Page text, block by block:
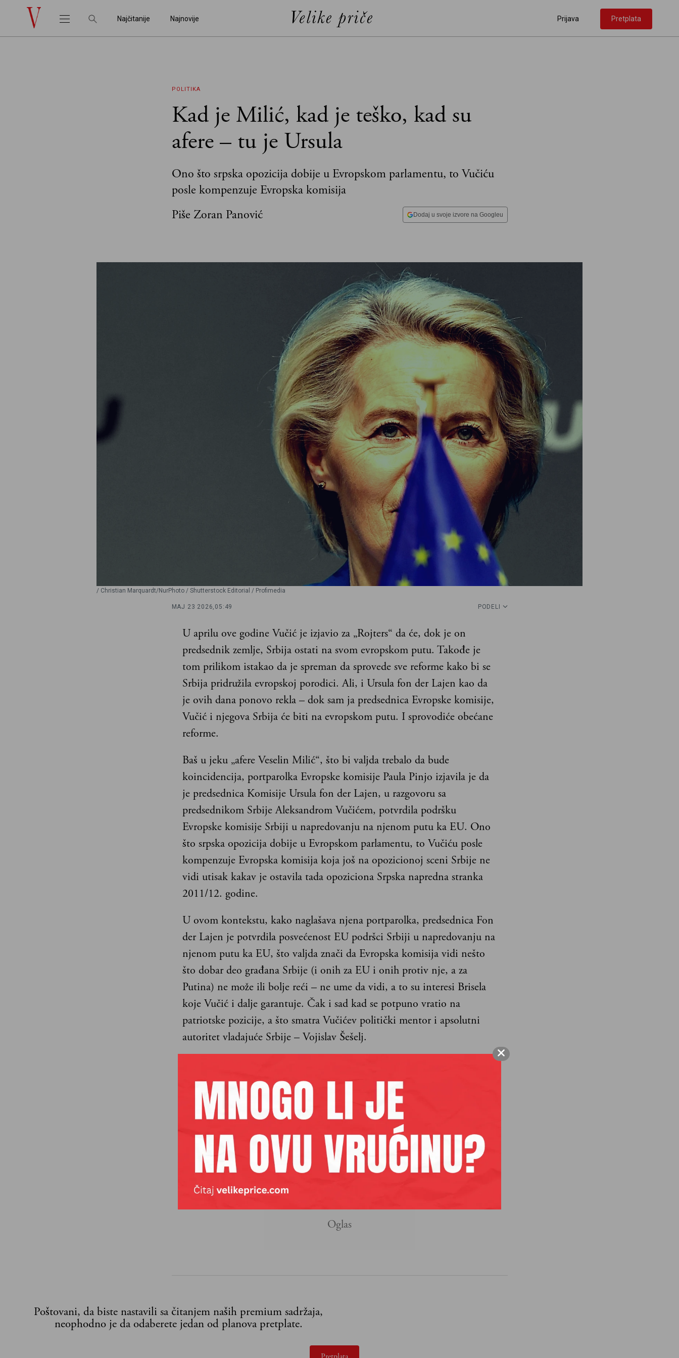
Najčitanije Najnovije Prijava Pretplata
POLITIKA
Kad je Milić, kad je teško, kad su
afere – tu je Ursula
Ono što srpska opozicija dobije u Evropskom parlamentu, to Vučiću
posle kompenzuje Evropska komisija
Piše Zoran Panović
Dodaj u svoje izvore na Googleu
/ Christian Marquardt/NurPhoto / Shutterstock Editorial / Profimedia
MAJ 23 2026, 05:49 PODELI
U aprilu ove godine Vučić je izjavio za „Rojters“ da će, dok je on
predsednik zemlje, Srbija ostati na svom evropskom putu. Takođe je
tom prilikom istakao da je spreman da sprovede sve reforme kako bi se
Srbija pridružila evropskoj porodici. Ali, i Ursula fon der Lajen kao da
je ovih dana ponovo rekla – dok sam ja predsednica Evropske komisije,
Vučić i njegova Srbija će biti na evropskom putu. I sprovodiće obećane
reforme.
Baš u jeku „afere Veselin Milić“, što bi valjda trebalo da bude
koincidencija, portparolka Evropske komisije Paula Pinjo izjavila je da
je predsednica Komisije Ursula fon der Lajen, u razgovoru sa
predsednikom Srbije Aleksandrom Vučićem, potvrdila podršku
Evropske komisije Srbiji u napredovanju na njenom putu ka EU. Ono
što srpska opozicija dobije u Evropskom parlamentu, to Vučiću posle
kompenzuje Evropska komisija koja još na opozicionoj sceni Srbije ne
vidi utisak kakav je ostavila tada opoziciona Srpska napredna stranka
2011/12. godine.
U ovom kontekstu, kako naglašava njena portparolka, predsednica Fon
der Lajen je potvrdila posvećenost EU podršci Srbiji u napredovanju na
njenom putu ka EU, što valjda znači da Evropska komisija vidi nešto
što dobar deo građana Srbije (i onih za EU i onih protiv nje, a za
Putina) ne može ili bolje reći – ne ume da vidi, a to su interesi Brisela
koje Vučić i dalje garantuje. Čak i sad kad se potpuno vratio na
patriotske pozicije, a što smatra Vučićev politički mentor i apsolutni
autoritet vladajuće Srbije – Vojislav Šešelj.
decenije obnovljene crnogorske suverenosti – pripremajući ga za
predstojeći Samit EU i Zapadnog Balkana koji će se 5. juna održati u
Tivtu. Paula Pinjo je na konferenciji za novinare u Briselu naglasila da
su Fon der Lajenova i Vučić u telefonskom razgovoru u prošlu subotu
razgovarali i o predstojećem samitu o Zapadnom Balkanu, i naravno o
trenutnom stanju reformi koje se odnose na pristupanje EU i Planu
Poštovani, da biste nastavili sa čitanjem naših premium sadržaja,
neophodno je da odaberete jedan od planova pretplate.